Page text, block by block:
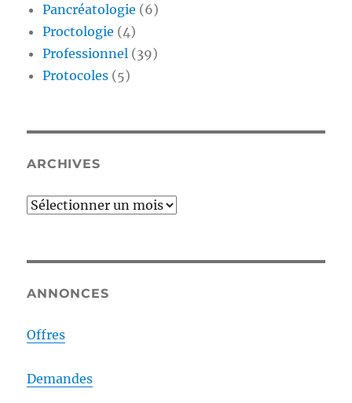
Pancréatologie (6)
Proctologie (4)
Professionnel (39)
Protocoles (5)
ARCHIVES
Archives
ANNONCES
Offres
Demandes